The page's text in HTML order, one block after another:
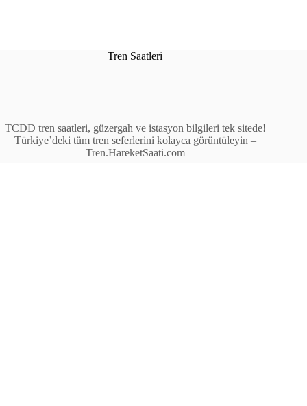
Tren Saatleri
TCDD tren saatleri, güzergah ve istasyon bilgileri tek sitede!
Türkiye’deki tüm tren seferlerini kolayca görüntüleyin –
Tren.HareketSaati.com